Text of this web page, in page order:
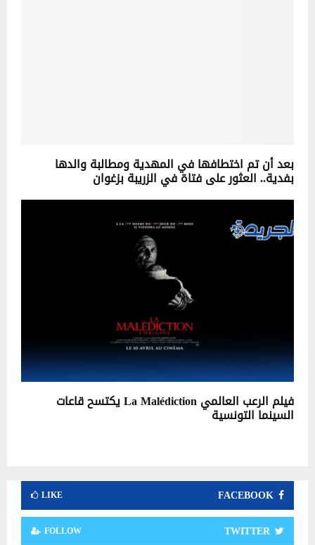
بعد أن تم اختطافها في المهدية ومطالبة والدها
بفدية.. العثور على فتاة في الزريبة بزغوان
فيلم الرعب العالمي La Malédiction يكتسح قاعات
السينما التونسية
FACEBOOK
LIKE
TWITTER
FOLLOW